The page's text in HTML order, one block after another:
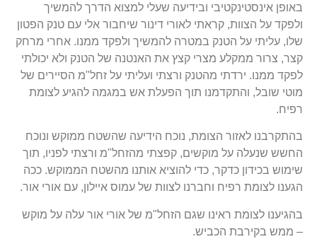
באופן אינסטינקטיבי ובידיעה שעלי למצוא הדרך להמשיך
ולפקד על הצוות, קראתי לאורי דינור שיחבור אלי עם טנק הפטון
שלו, עליתי על הטנק במטרה להמשיך ולפקד ממנו. אחרי מרחק
קצר, צרור ממקלע מצרי קצץ את האנטנה של הטנק ולא יכולתי
לפקד ממנו. ירדתי מהטנק ורצתי ועליתי על זחל"מ הסיירים של
מוטי שובל, והתקדמנו תוך הפעלת אש במגמה להגיע לצומת
רפיח.
בהתקרבנו לאזור הצומת, נוכח הידיעה שהשטח ממוקש ונוכח
החשש שנעלה על מוקשים, קפצתי מהזחל"מ ורצתי לפניו, תוך
שימוש בכידון כדקר, כדי להוציא אותנו מהשטח הממוקש. ככה
הגענו לצומת רפיח וחברנו לצוות של עמוס איילון, עם אורי אור.
בהגיענו לצומת ראינו שגם הזחל"מ של אורי אור עלה על מוקש
– ממש בקירבת הכביש.